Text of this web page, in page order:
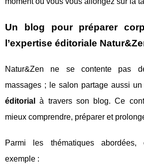
Un blog pour préparer
l’expertise éditoriale
Natur&Zen ne se contente pas
massages ; le salon partage aussi
éditorial
à travers son blog. Ce
mieux comprendre, préparer et
Parmi les thématiques
exemple :